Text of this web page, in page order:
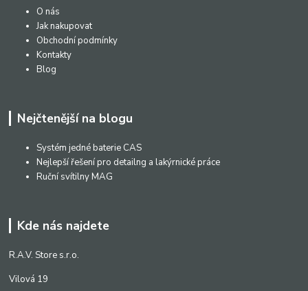
O nás
Jak nakupovat
Obchodní podmínky
Kontakty
Blog
Nejčtenější na blogu
Systém jedné baterie CAS
Nejlepší řešení pro detailng a lakýrnické práce
Ruční svítilny MAG
Kde nás najdete
R.A.V. Store s.r.o.
Vilová 19